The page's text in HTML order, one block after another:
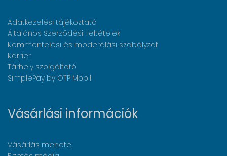
Adatkezelési tájékoztató
Általános Szerződési Feltételek
Kommentelési és moderálási szabályzat
Karrier
Tárhely szolgáltató
SimplePay by OTP Mobil
Vásárlási információk
Vásárlás menete